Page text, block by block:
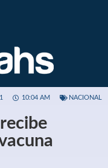
10:04 AM NACIONAL